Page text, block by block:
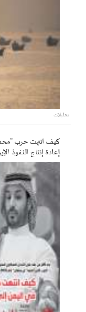
تحليلات
كيف انتهت حرب
إعادة إنتاج النفوذ